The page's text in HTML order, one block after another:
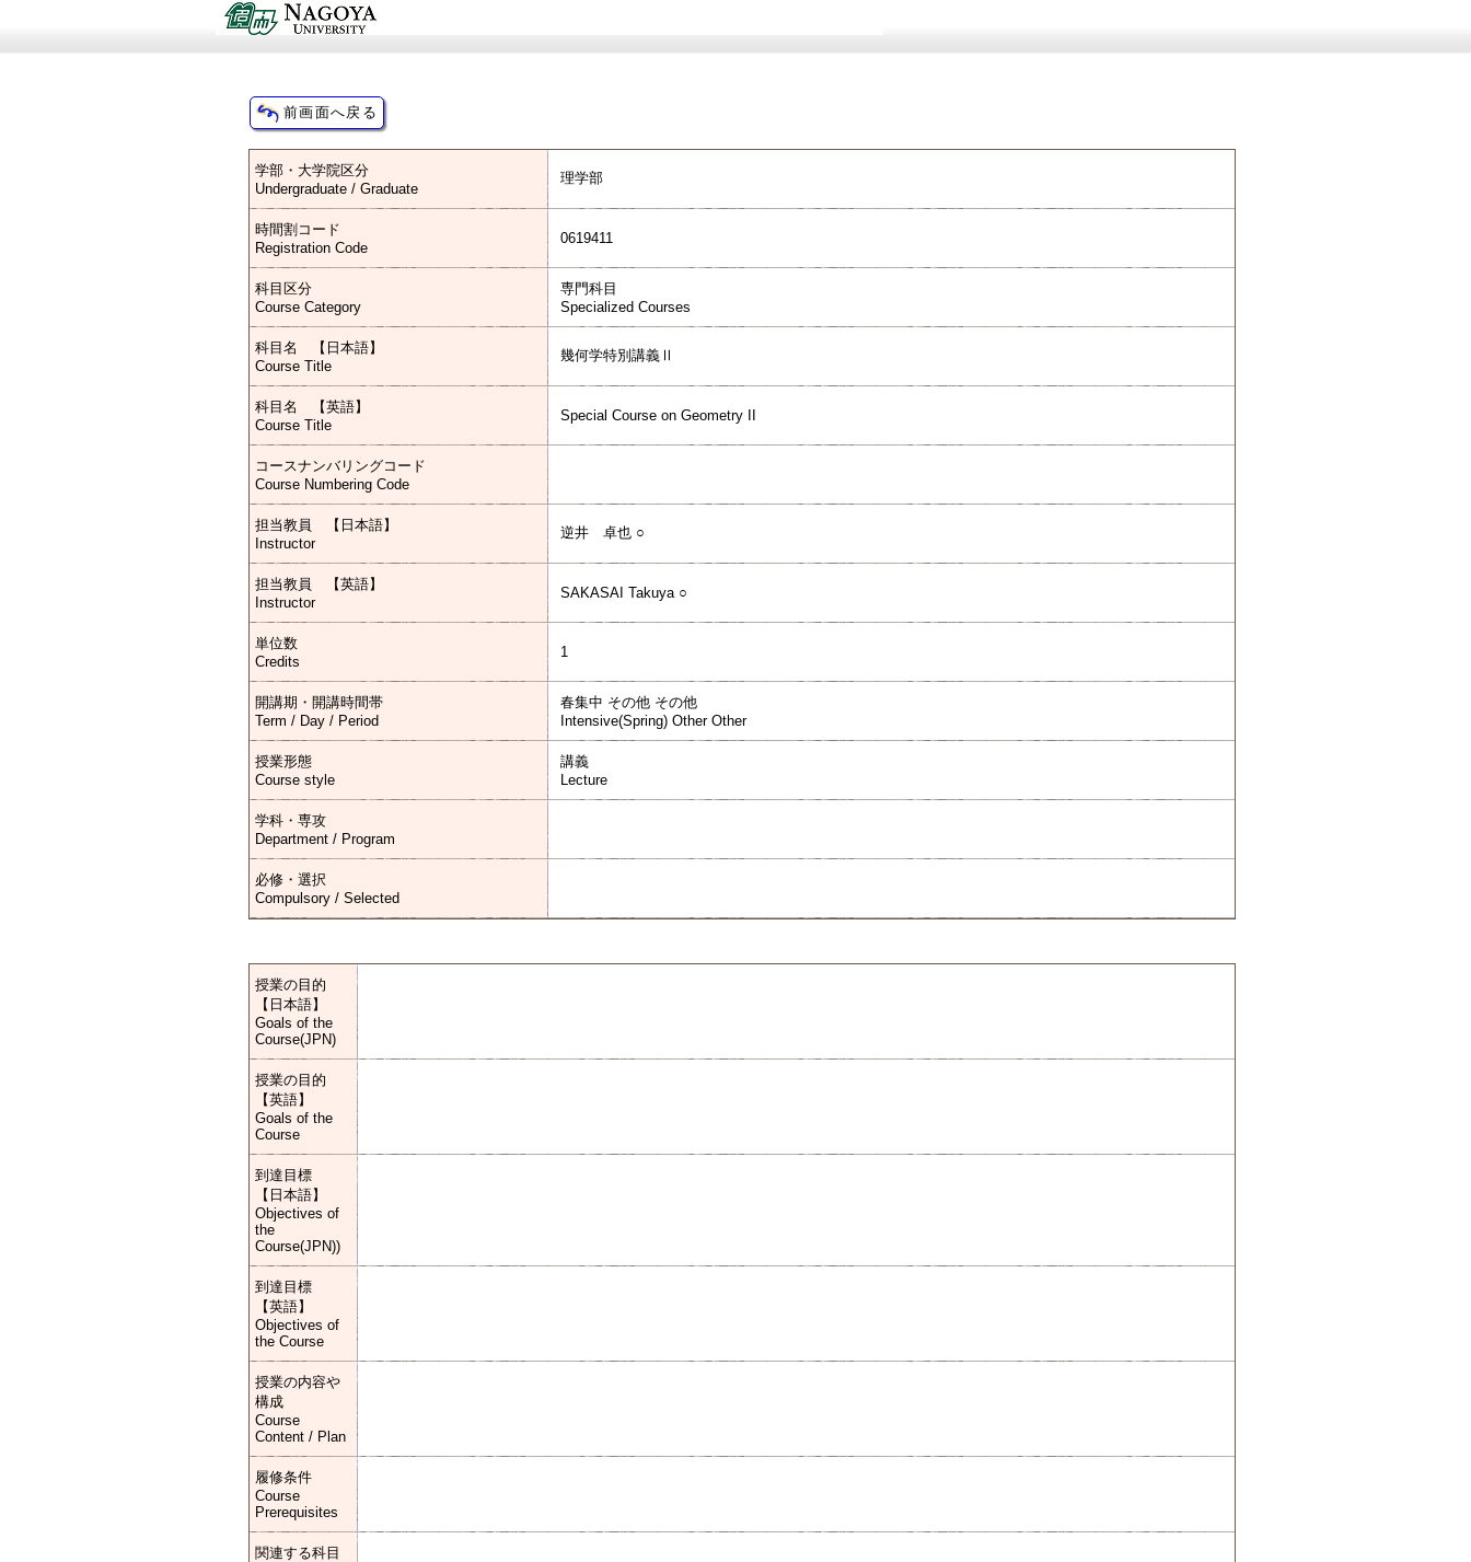
学部・大学院区分
Undergraduate / Graduate
理学部
時間割コード
Registration Code
0619411
科目区分
Course Category
専門科目
Specialized Courses
科目名 【日本語】
Course Title
幾何学特別講義Ⅱ
科目名 【英語】
Course Title
Special Course on Geometry II
コースナンバリングコード
Course Numbering Code
担当教員 【日本語】
Instructor
逆井 卓也 ○
担当教員 【英語】
Instructor
SAKASAI Takuya ○
単位数
Credits
1
開講期・開講時間帯
Term / Day / Period
春集中 その他 その他
Intensive(Spring) Other Other
授業形態
Course style
講義
Lecture
学科・専攻
Department / Program
必修・選択
Compulsory / Selected
授業の目的
【日本語】
Goals of the
Course(JPN)
授業の目的
【英語】
Goals of the
Course
到達目標
【日本語】
Objectives of
the
Course(JPN))
到達目標
【英語】
Objectives of
the Course
授業の内容や
構成
Course
Content / Plan
履修条件
Course
Prerequisites
関連する科目